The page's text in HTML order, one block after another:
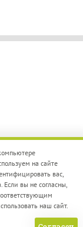
на сайте
вас,
вы не согласны,
наш сайт.